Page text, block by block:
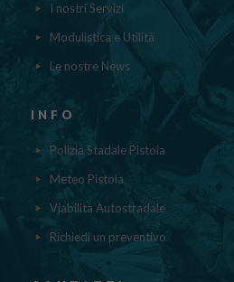
I nostri Servizi
Modulistica e Utilità
Le nostre News
INFO
Polizia Stadale Pistoia
Meteo Pistoia
Viabilità Autostradale
Richiedi un preventivo